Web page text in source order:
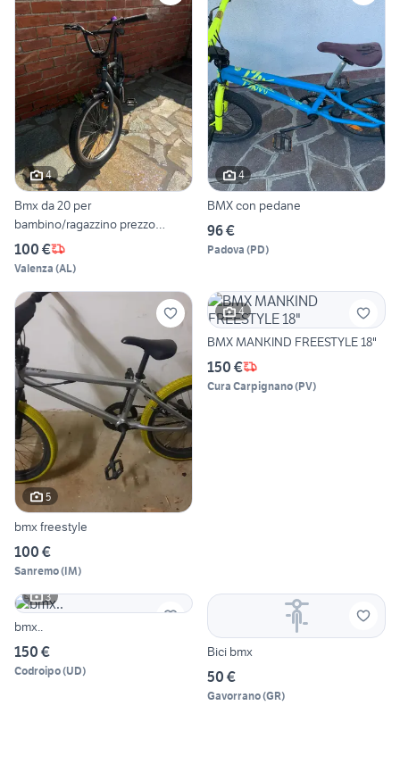
4
Bmx da 20 per
bambino/ragazzino prezzo
trattabile
100 €
Valenza (AL)
4
BMX con pedane
96 €
Padova (PD)
5
bmx freestyle
100 €
Sanremo(IM)
4
BMX MANKIND FREESTYLE 18"
150 €
Cura Carpignano(PV)
3
bmx..
150 €
Codroipo(UD)
Bici bmx
50 €
Gavorrano(GR)